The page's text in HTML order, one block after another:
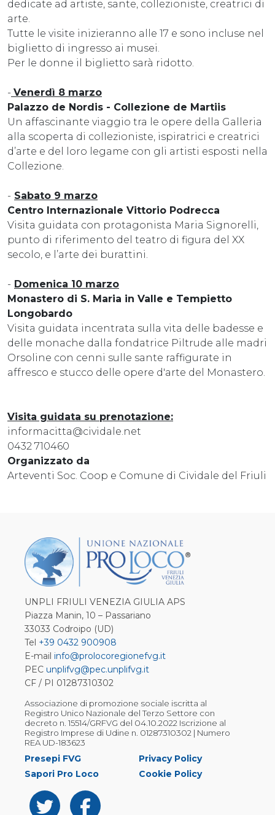
dedicate ad artiste, sante, collezioniste, creatrici di
arte.
Tutte le visite inizieranno alle 17 e sono incluse nel
biglietto di ingresso ai musei.
Per le donne il biglietto sarà ridotto.
- Venerdì 8 marzo
Palazzo de Nordis - Collezione de Martiis
Un affascinante viaggio tra le opere della Galleria
alla scoperta di collezioniste, ispiratrici e creatrici
d’arte e del loro legame con gli artisti esposti nella
Collezione.
- Sabato 9 marzo
Centro Internazionale Vittorio Podrecca
Visita guidata con protagonista Maria Signorelli,
punto di riferimento del teatro di figura del XX
secolo, e l’arte dei burattini.
- Domenica 10 marzo
Monastero di S. Maria in Valle e Tempietto
Longobardo
Visita guidata incentrata sulla vita delle badesse e
delle monache dalla fondatrice Piltrude alle madri
Orsoline con cenni sulle sante raffigurate in
affresco e stucco delle opere d'arte del Monastero.
Visita guidata su prenotazione:
informacitta@cividale.net
0432 710460
Organizzato da
Arteventi Soc. Coop e Comune di Cividale del Friuli
UNPLI FRIULI VENEZIA GIULIA APS
Piazza Manin, 10 – Passariano
33033 Codroipo (UD)
Tel +39 0432 900908
E-mail info@prolocoregionefvg.it
PEC unplifvg@pec.unplifvg.it
CF / PI 01287310302
Associazione di promozione sociale iscritta al
Registro Unico Nazionale del Terzo Settore con
decreto n. 15514/GRFVG del 04.10.2022 Iscrizione al
Registro Imprese di Udine n. 01287310302 | Numero
REA UD-183623
Presepi FVG
Sapori Pro Loco
Privacy Policy
Cookie Policy